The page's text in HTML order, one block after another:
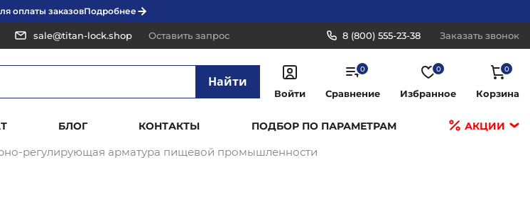
оплаты заказовПодробнее
sale@titan-lock.shop Оставить запрос 8 (800) 555-23-38 Заказать звонок
Найти
Войти
0
Сравнение
0
Избранное
0
Корзина
БЛОГ КОНТАКТЫ ПОДБОР ПО ПАРАМЕТРАМ АКЦИИ
регулирующая арматура пищевой промышленности